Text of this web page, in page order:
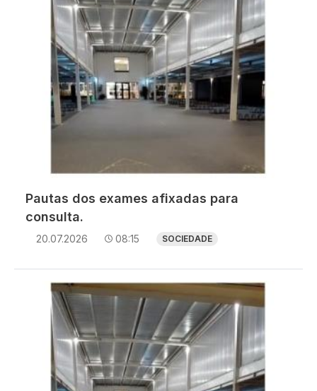
Pautas dos exames afixadas para
consulta.
20.07.2026 08:15 SOCIEDADE
Imagem